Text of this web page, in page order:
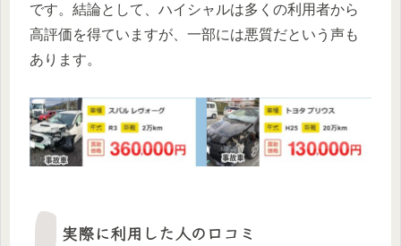
です。結論として、ハイシャルは多くの利用者から
高評価を得ていますが、一部には悪質だという声も
あります。
実際に利用した人の口コミ